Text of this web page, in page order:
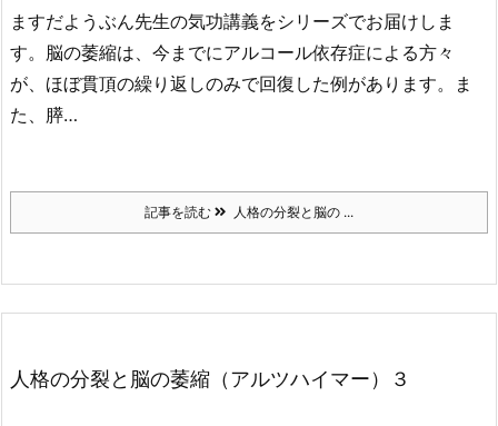
ますだようぶん先生の気功講義をシリーズでお届けしま
す。脳の萎縮は、今までにアルコール依存症による方々
が、ほぼ貫頂の繰り返しのみで回復した例があります。ま
た、膵…
記事を読む 人格の分裂と脳の ...
人格の分裂と脳の萎縮（アルツハイマー）３